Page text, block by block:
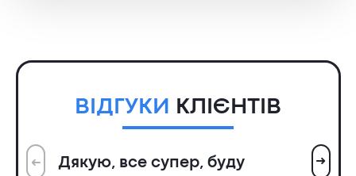
ВІДГУКИ КЛІЄНТІВ
Дякую, все супер, буду
➜ ➜